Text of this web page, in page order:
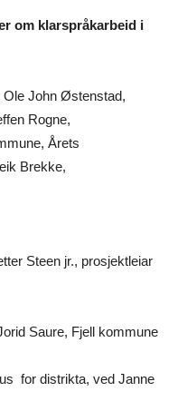
om klarspråkarbeid i
Ole John Østenstad,
Rogne,
Årets
Brekke,
Steen jr., prosjektleiar
Saure, Fjell kommune
for distrikta, ved Janne